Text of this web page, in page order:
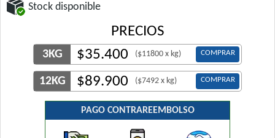
Stock disponible
PRECIOS
3KG $35.400 ($11800 x kg) COMPRAR
12KG $89.900 ($7492 x kg) COMPRAR
PAGO CONTRAREEMBOLSO